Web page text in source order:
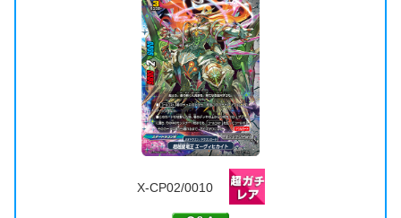
X-CP02/0010